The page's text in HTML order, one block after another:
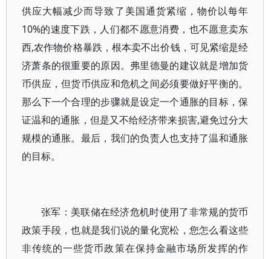
供应大幅减少而导致了美国通货紧缩，物价以每年
10%的速度下跌，人们都不愿意消费，也不愿意卖东
西,农作物价格暴跌，根本卖不出价钱，可见紧缩是经
济萧条的很重要的原因。弗里德曼的建议就是增加货
币供应，但货币供应和危机之间必须要做好平衡的。
那么下一个合理的步骤就是设定一个通胀的目标，保
证温和的通胀，但是又不给经济带来损害,避免过分大
规模的通胀。最后，我们的负责人也支持了温和通胀
的目标。
张军：美联储在经济危机时使用了非常规的货币
政策手段，也就是我们说的量化宽松，您怎么看这些
非传统的一些货币政策在保持金融市场所发挥的作